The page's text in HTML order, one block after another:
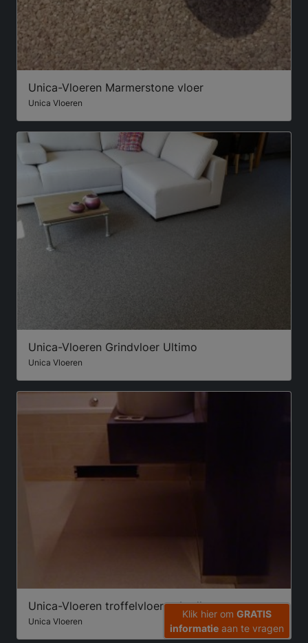
Unica-Vloeren Marmerstone vloer
Unica Vloeren
Unica-Vloeren Grindvloer Ultimo
Unica Vloeren
Unica-Vloeren troffelvloeren badkamer
Unica Vloeren
Klik hier om GRATIS
informatie aan te vragen